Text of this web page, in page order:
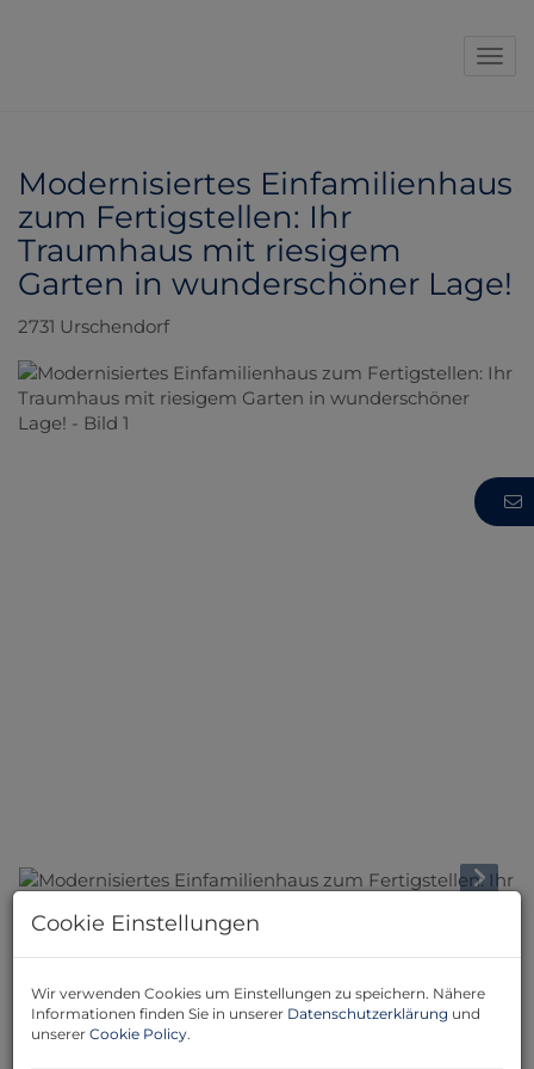
Modernisiertes Einfamilienhaus
zum Fertigstellen: Ihr
Traumhaus mit riesigem
Garten in wunderschöner Lage!
2731 Urschendorf
Dieses beeindruckende Einfamilienhaus mit 169,2
Quadratmetern Wohnfläche bietet Ihnen nicht nur
Platz und Komfort, sondern auch eine harmonische
Cookie Einstellungen
Wir verwenden Cookies um Einstellungen zu speichern. Nähere
Informationen finden Sie in unserer Datenschutzerklärung und
unserer Cookie Policy.